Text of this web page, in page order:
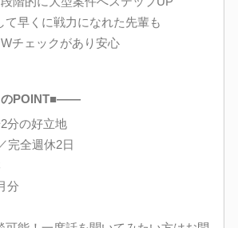
て早くに戦力になれた先輩も
チェックがあり安心
のPOINT■――
分の好立地
完全週休2日
分